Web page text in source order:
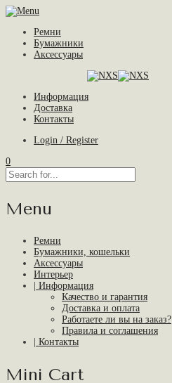
Ремни
Бумажники
Аксессуары
Информация
Доставка
Контакты
Login / Register
0
Menu
Ремни
Бумажники, кошельки
Аксессуары
Интерьер
| Информация
Качество и гарантия
Доставка и оплата
Работаете ли вы на заказ?
Правила и соглашения
| Контакты
Mini Cart